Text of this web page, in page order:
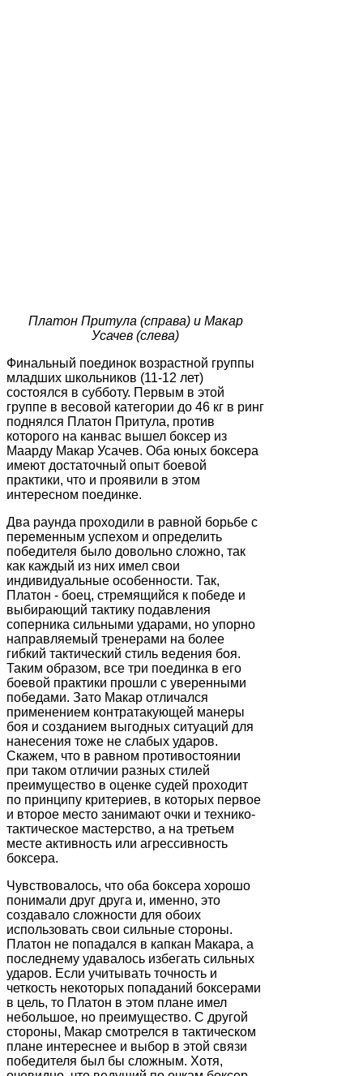
Платон Притула (справа) и Макар
Усачев (слева)
Финальный поединок возрастной группы
младших школьников (11-12 лет)
состоялся в субботу. Первым в этой
группе в весовой категории до 46 кг в ринг
поднялся Платон Притула, против
которого на канвас вышел боксер из
Маарду Макар Усачев. Оба юных боксера
имеют достаточный опыт боевой
практики, что и проявили в этом
интересном поединке.
Два раунда проходили в равной борьбе с
переменным успехом и определить
победителя было довольно сложно, так
как каждый из них имел свои
индивидуальные особенности. Так,
Платон - боец, стремящийся к победе и
выбирающий тактику подавления
соперника сильными ударами, но упорно
направляемый тренерами на более
гибкий тактический стиль ведения боя.
Таким образом, все три поединка в его
боевой практики прошли с уверенными
победами. Зато Макар отличался
применением контратакующей манеры
боя и созданием выгодных ситуаций для
нанесения тоже не слабых ударов.
Скажем, что в равном противостоянии
при таком отличии разных стилей
преимущество в оценке судей проходит
по принципу критериев, в которых первое
и второе место занимают очки и технико-
тактическое мастерство, а на третьем
месте активность или агрессивность
боксера.
Чувствовалось, что оба боксера хорошо
понимали друг друга и, именно, это
создавало сложности для обоих
использовать свои сильные стороны.
Платон не попадался в капкан Макара, а
последнему удавалось избегать сильных
ударов. Если учитывать точность и
четкость некоторых попаданий боксерами
в цель, то Платон в этом плане имел
небольшое, но преимущество. С другой
стороны, Макар смотрелся в тактическом
плане интереснее и выбор в этой связи
победителя был бы сложным. Хотя,